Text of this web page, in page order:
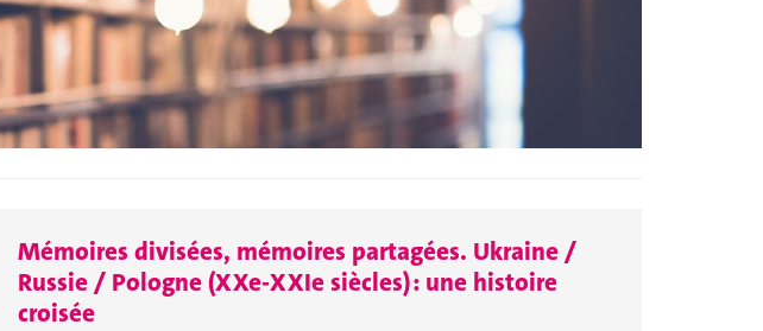
Mémoires divisées, mémoires partagées. Ukraine /
Russie / Pologne (XXe-XXIe siècles) : une histoire
croisée